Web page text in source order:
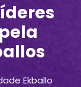
Ekballo